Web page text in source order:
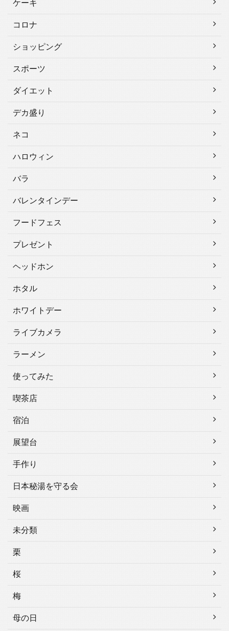
ケーキ
コロナ
ショッピング
スポーツ
ダイエット
デカ盛り
ネコ
ハロウィン
バラ
バレンタインデー
フードフェス
プレゼント
ヘッドホン
ホタル
ホワイトデー
ライブカメラ
ラーメン
使ってみた
喫茶店
宿泊
展望台
手作り
日本秘湯を守る会
映画
未分類
栗
桜
梅
母の日